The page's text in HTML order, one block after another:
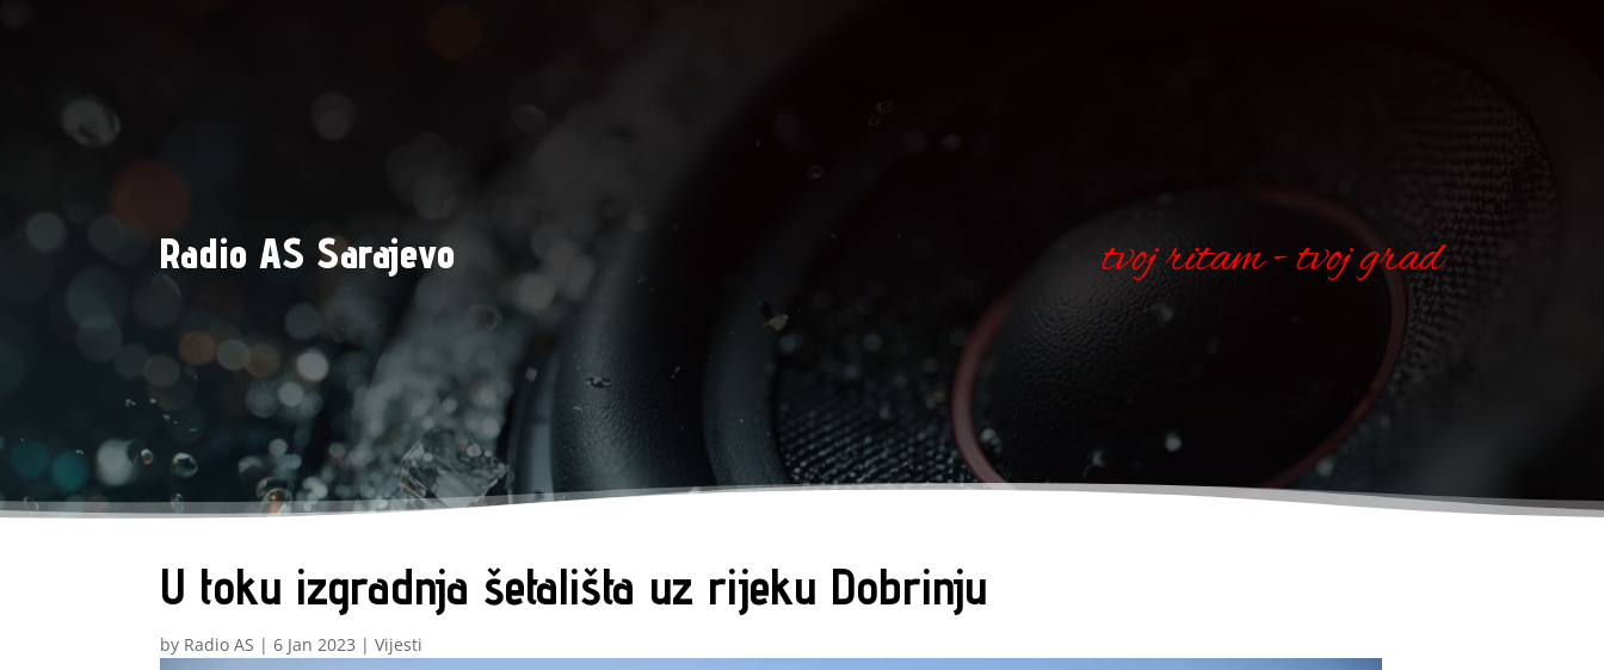
Radio AS Sarajevo tvoj ritam - tvoj grad
U toku izgradnja šetališta uz rijeku Dobrinju
by Radio AS |6 Jan 2023 |Vijesti